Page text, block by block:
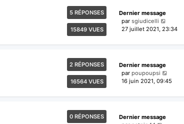
5 RÉPONSES
15849 VUES
Dernier message
par sgiudicelli
27 juillet 2021, 23:34
2 RÉPONSES
16564 VUES
Dernier message
par poupoupsi
16 juin 2021, 09:45
0 RÉPONSES
Dernier message